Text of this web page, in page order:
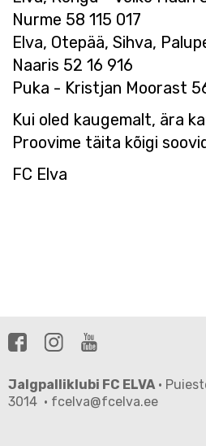
Nurme 58 115 017
Elva, Otepää, Sihva,
Naaris 52 16 916
Puka - Kristjan Moorast
Kui oled kaugemalt, ära
Proovime täita kõigi
FC Elva
Jalgpalliklubi FC ELVA·
3014 · fcelva@fcelva.ee